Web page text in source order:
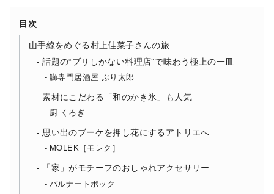
目次
山手線をめぐる村上佳菜子さんの旅
話題の“ブリしかない料理店”で味わう極上の一皿
鰤専門居酒屋 ぶり太郎
素材にこだわる「和のかき氷」も人気
廚 くろぎ
思い出のブーケを押し花にするアトリエへ
MOLEK［モレク］
「家」がモチーフのおしゃれアクセサリー
パルナートポック